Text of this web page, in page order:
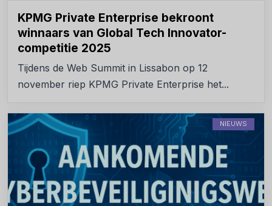
KPMG Private Enterprise bekroont
winnaars van Global Tech Innovator-
competitie 2025
Tijdens de Web Summit in Lissabon op 12
november riep KPMG Private Enterprise het...
NIEUWS